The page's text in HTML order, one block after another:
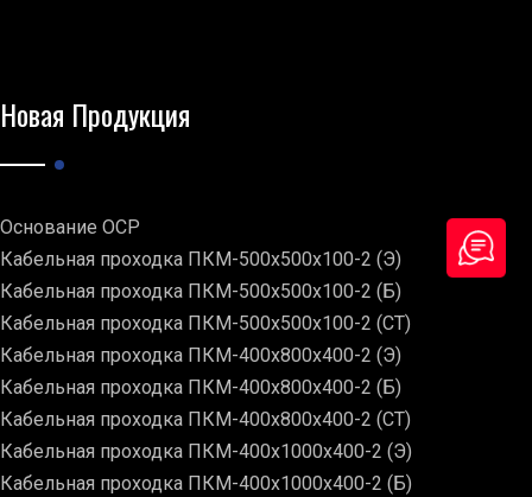
Новая Продукция
Основание ОСР
Кабельная проходка ПКМ-500х500х100-2 (Э)
Кабельная проходка ПКМ-500х500х100-2 (Б)
Кабельная проходка ПКМ-500х500х100-2 (СТ)
Кабельная проходка ПКМ-400х800х400-2 (Э)
Кабельная проходка ПКМ-400х800х400-2 (Б)
Кабельная проходка ПКМ-400х800х400-2 (СТ)
Кабельная проходка ПКМ-400х1000х400-2 (Э)
Кабельная проходка ПКМ-400х1000х400-2 (Б)